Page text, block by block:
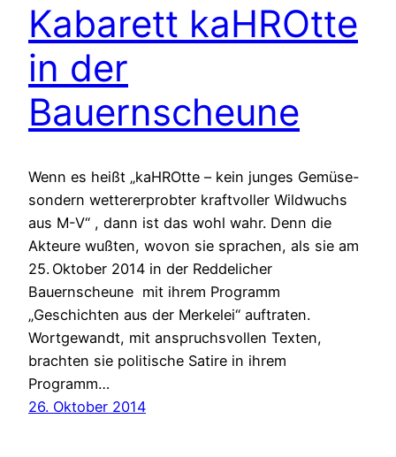
Kabarett kaHROtte
in der
Bauernscheune
Wenn es heißt „kaHROtte – kein junges Gemüse-
sondern wettererprobter kraftvoller Wildwuchs
aus M-V“ , dann ist das wohl wahr. Denn die
Akteure wußten, wovon sie sprachen, als sie am
25. Oktober 2014 in der Reddelicher
Bauernscheune mit ihrem Programm
„Geschichten aus der Merkelei“ auftraten.
Wortgewandt, mit anspruchsvollen Texten,
brachten sie politische Satire in ihrem
Programm…
26. Oktober 2014